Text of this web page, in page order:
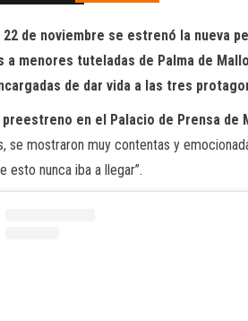
22 de noviembre se estrenó la nueva
a menores tuteladas de Palma de
de dar vida a las tres
preestreno en el Palacio de Prensa de
se mostraron muy contentas y
esto nunca iba a llegar”.